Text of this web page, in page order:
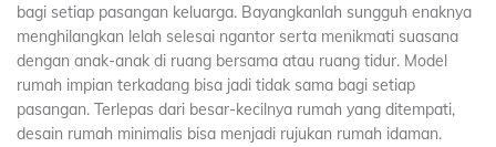
bagi setiap pasangan keluarga. Bayangkanlah sungguh enaknya
menghilangkan lelah selesai ngantor serta menikmati suasana
dengan anak-anak di ruang bersama atau ruang tidur. Model
rumah impian terkadang bisa jadi tidak sama bagi setiap
pasangan. Terlepas dari besar-kecilnya rumah yang ditempati,
desain rumah minimalis bisa menjadi rujukan rumah idaman.